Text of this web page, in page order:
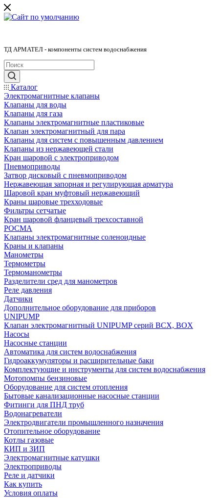
ТД АРМАТЕЛ - компоненты систем водоснабжения
Каталог
Электромагнитные клапаны
Клапаны для воды
Клапаны для газа
Клапаны электромагнитные пластиковые
Клапан электромагнитный для пара
Клапаны для систем с повышенным давлением
Клапаны из нержавеющей стали
Кран шаровой с электроприводом
Пневмоприводы
Затвор дисковый с пневмоприводом
Нержавеющая запорная и регулирующая арматура
Шаровой кран муфтовый нержавеющий
Краны шаровые трехходовые
Фильтры сетчатые
Кран шаровой фланцевый трехсоставной
РОСМА
Клапаны электромагнитные соленоидные
Краны и клапаны
Манометры
Термометры
Термоманометры
Разделители сред для манометров
Реле давления
Датчики
Дополнительное оборудование для приборов
UNIPUMP
Клапан электромагнитный UNIPUMP серий BCX, BOX
Насосы
Насосные станции
Автоматика для систем водоснабжения
Гидроаккумуляторы и расширительные баки
Комплектующие и инструменты для систем водоснабжения
Мотопомпы бензиновые
Оборудование для систем отопления
Бытовые канализационные насосные станции
Фитинги для ПНД труб
Водонагреватели
Электродвигатели промышленного назначения
Отопительное оборудование
Котлы газовые
КИП и ЗИП
Электромагнитные катушки
Электроприводы
Реле и датчики
Как купить
Условия оплаты